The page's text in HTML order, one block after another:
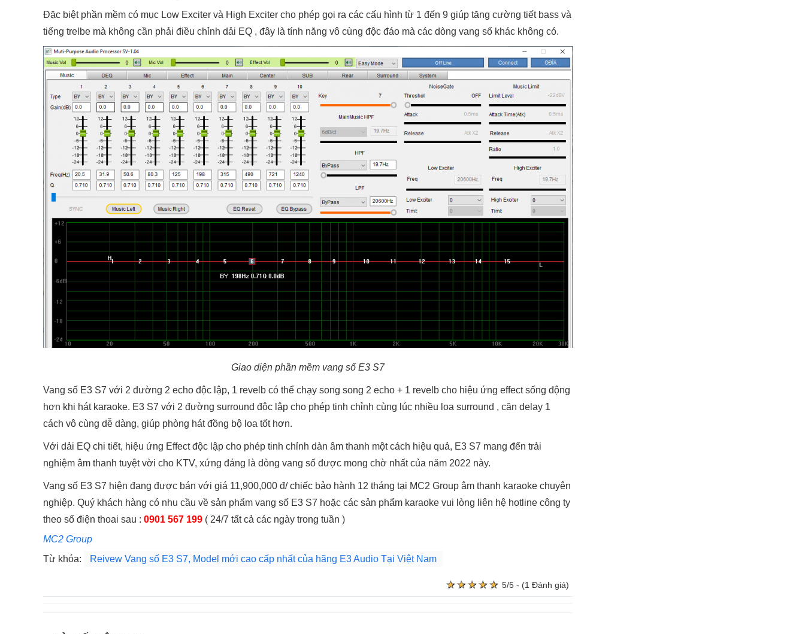
Đặc biệt phần mềm có mục Low Exciter và High Exciter cho phép gọi ra các cấu hình từ 1 đến 9 giúp tăng cường tiết bass và
tiếng trelbe mà không cần phải điều chỉnh dải EQ , đây là tính năng vô cùng độc đáo mà các dòng vang số khác không có.
Giao diện phần mềm vang số E3 S7
Vang số E3 S7 với 2 đường 2 echo độc lập, 1 revelb có thể chạy song song 2 echo + 1 revelb cho hiệu ứng effect sống động
hơn khi hát karaoke. E3 S7 với 2 đường surround độc lập cho phép tinh chỉnh cùng lúc nhiều loa surround , căn delay 1
cách vô cùng dễ dàng, giúp phòng hát đồng bộ loa tốt hơn.
Với dải EQ chi tiết, hiệu ứng Effect độc lập cho phép tinh chỉnh dàn âm thanh một cách hiệu quả, E3 S7 mang đến trải
nghiệm âm thanh tuyệt vời cho KTV, xứng đáng là dòng vang số được mong chờ nhất của năm 2022 này.
Vang số E3 S7 hiện đang được bán với giá 11,900,000 đ/ chiếc bảo hành 12 tháng tại MC2 Group âm thanh karaoke chuyên
nghiệp. Quý khách hàng có nhu cầu về sản phẩm vang số E3 S7 hoặc các sản phẩm karaoke vui lòng liên hệ hotline công ty
theo số điện thoai sau : 0901 567 199 ( 24/7 tất cả các ngày trong tuần )
MC2 Group
Từ khóa:
Reivew Vang số E3 S7, Model mới cao cấp nhất của hãng E3 Audio Tại Việt Nam
★ ★ ★ ★ ★
★ ★ ★ ★ ★ 5/5 - (1 Đánh giá)